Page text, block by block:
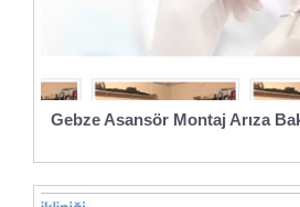
Gebze Asansör Montaj Arıza